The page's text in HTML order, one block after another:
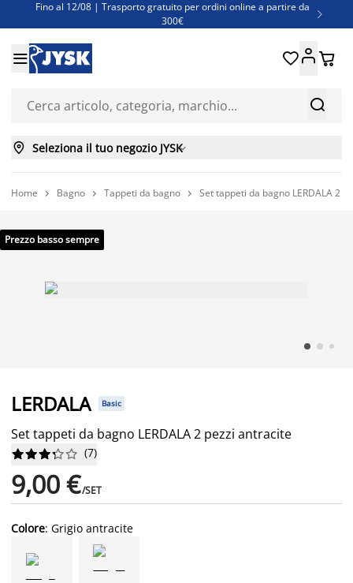
Fino al 12/08 | Trasporto gratuito per ordini online a partire da
300€

Super offerte d'estate | Oltre 1.500 articoli fino al 70%
Finanziamenti - Scegli il piano di rimborso più adatto a te


 
 Seleziona il tuo negozio JYSK
Home  Bagno  Tappeti da bagno  Set tappeti da bagno LERDALA 2
Prezzo basso sempre
LERDALA Basic
Set tappeti da bagno LERDALA 2 pezzi antracite





 (7)
9,00 €/SET
Colore: Grigio antracite